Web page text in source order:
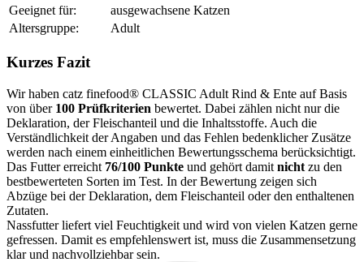
Geeignet für:
ausgewachsene Katzen
Altersgruppe:
Adult
Kurzes Fazit
Wir haben catz finefood® CLASSIC Adult Rind & Ente auf Basis
von über 100 Prüfkriterien bewertet. Dabei zählen nicht nur die
Deklaration, der Fleischanteil und die Inhaltsstoffe. Auch die
Verständlichkeit der Angaben und das Fehlen bedenklicher Zusätze
werden nach einem einheitlichen Bewertungsschema berücksichtigt.
Das Futter erreicht 76/100 Punkte und gehört damit nicht zu den
bestbewerteten Sorten im Test. In der Bewertung zeigen sich
Abzüge bei der Deklaration, dem Fleischanteil oder den enthaltenen
Zutaten.
Nassfutter liefert viel Feuchtigkeit und wird von vielen Katzen gerne
gefressen. Damit es empfehlenswert ist, muss die Zusammensetzung
klar und nachvollziehbar sein.